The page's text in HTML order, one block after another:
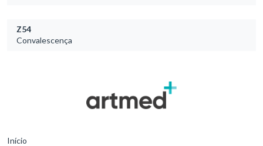
Z54
Convalescença
Início